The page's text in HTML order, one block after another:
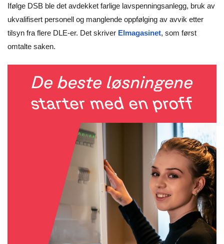
Ifølge DSB ble det avdekket farlige lavspenningsanlegg, bruk av
ukvalifisert personell og manglende oppfølging av avvik etter
tilsyn fra flere DLE-er. Det skriver Elmagasinet, som først
omtalte saken.